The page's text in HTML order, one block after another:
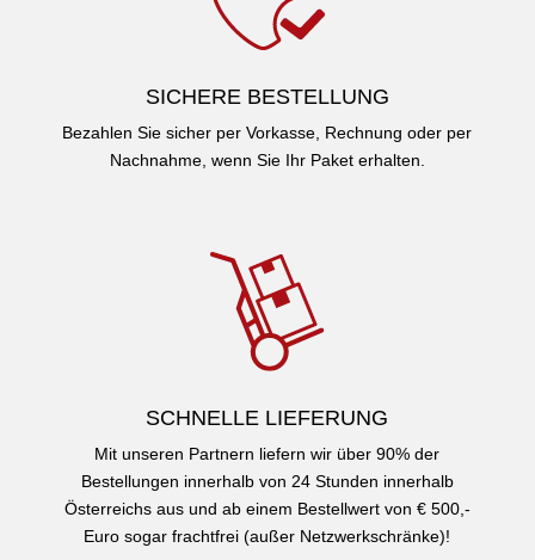
SICHERE BESTELLUNG
Bezahlen Sie sicher per Vorkasse, Rechnung oder per
Nachnahme, wenn Sie Ihr Paket erhalten.
SCHNELLE LIEFERUNG
Mit unseren Partnern liefern wir über 90% der
Bestellungen innerhalb von 24 Stunden innerhalb
Österreichs aus und ab einem Bestellwert von € 500,-
Euro sogar frachtfrei (außer Netzwerkschränke)!